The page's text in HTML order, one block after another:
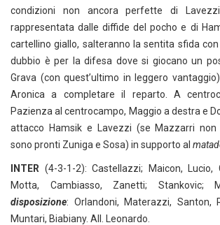
condizioni non ancora perfette di
rappresentata dalle diffide del pocho e di
cartellino giallo, salteranno la sentita sfida
dubbio è per la difesa dove si giocano un
Grava (con quest’ultimo in leggero
Aronica a completare il reparto. A
Pazienza al centrocampo, Maggio a destra e
attacco Hamsik e Lavezzi (se Mazzarri non
sono pronti Zuniga e Sosa) in supporto al
INTER (4-3-1-2): Castellazzi; Maicon, Lucio,
Motta, Cambiasso, Zanetti; Stankovic;
disposizione: Orlandoni, Materazzi, Santon,
Muntari, Biabiany. All. Leonardo.